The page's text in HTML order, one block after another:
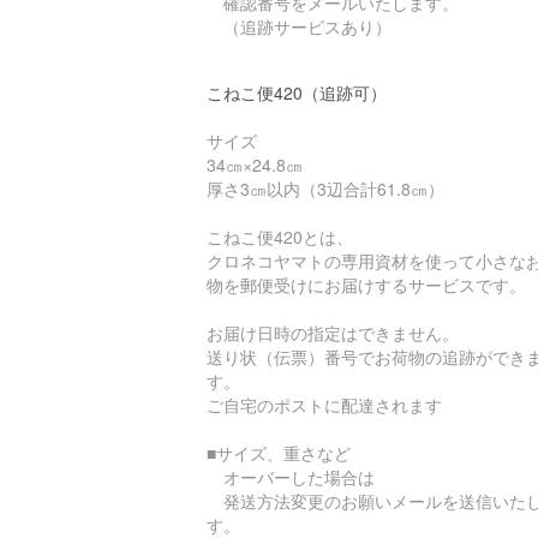
（追跡サービスあり）
こねこ便420（追跡可）
サイズ
34㎝×24.8㎝
厚さ3㎝以内（3辺合計61.8㎝）
こねこ便420とは、
クロネコヤマトの専用資材を使って小さな
物を郵便受けにお届けするサービスです。
お届け日時の指定はできません。
送り状（伝票）番号でお荷物の追跡ができま
す。
ご自宅のポストに配達されます
■サイズ、重さなど
オーバーした場合は
発送方法変更のお願いメールを送信いた
す。